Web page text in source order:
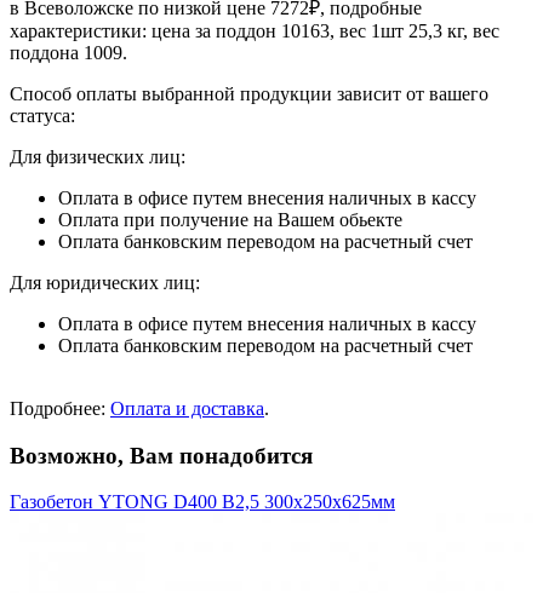
в Всеволожске по низкой цене 7272₽, подробные
характеристики: цена за поддон 10163, вес 1шт 25,3 кг, вес
поддона 1009.
Способ оплаты выбранной продукции зависит от вашего
статуса:
Для физических лиц:
Оплата в офисе путем внесения наличных в кассу
Оплата при получение на Вашем обьекте
Оплата банковским переводом на расчетный счет
Для юридических лиц:
Оплата в офисе путем внесения наличных в кассу
Оплата банковским переводом на расчетный счет
Подробнее: Оплата и доставка.
Возможно, Вам понадобится
Газобетон YTONG D400 B2,5 300х250х625мм